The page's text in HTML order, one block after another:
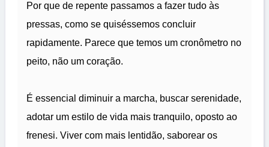
Por que de repente passamos a fazer tudo às
pressas, como se quiséssemos concluir
rapidamente. Parece que temos um cronômetro no
peito, não um coração.
É essencial diminuir a marcha, buscar serenidade,
adotar um estilo de vida mais tranquilo, oposto ao
frenesi. Viver com mais lentidão, saborear os